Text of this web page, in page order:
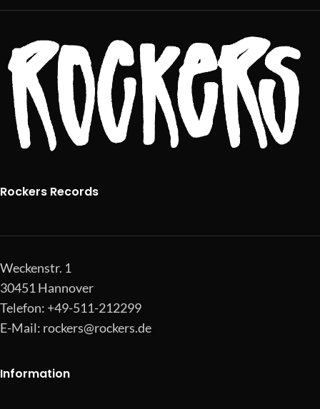
Rockers Records
Weckenstr. 1
30451 Hannover
Telefon: +49-511-212299
E-Mail: rockers@rockers.de
Information